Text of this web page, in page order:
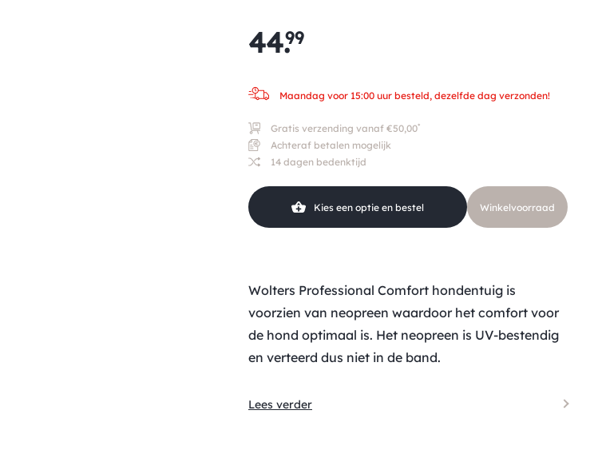
44.
99
Maandag voor 15:00 uur besteld, dezelfde dag verzonden!
Gratis verzending vanaf €50,00*
Achteraf betalen mogelijk
14 dagen bedenktijd
Kies een optie en bestel Winkelvoorraad
Wolters Professional Comfort hondentuig is
voorzien van neopreen waardoor het comfort voor
de hond optimaal is. Het neopreen is UV-bestendig
en verteerd dus niet in de band.
Lees verder